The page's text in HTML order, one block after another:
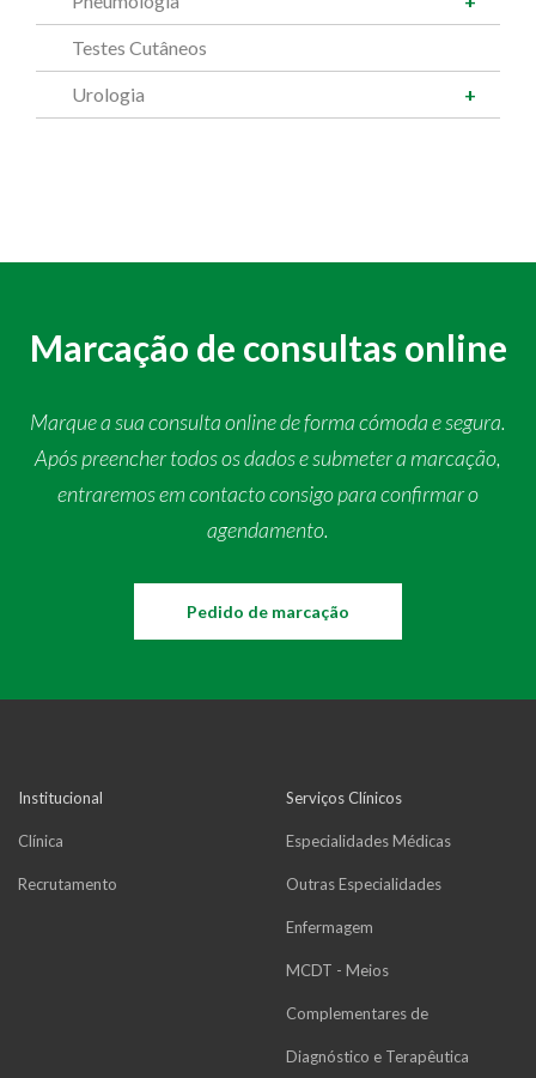
Testes Cutâneos
Urologia
Marcação de consultas online
Marque a sua consulta online de forma cómoda e segura.
Após preencher todos os dados e submeter a marcação,
entraremos em contacto consigo para confirmar o
agendamento.
Pedido de marcação
Institucional
Clínica
Recrutamento
Serviços Clínicos
Especialidades Médicas
Outras Especialidades
Enfermagem
MCDT - Meios
Complementares de
Diagnóstico e Terapêutica